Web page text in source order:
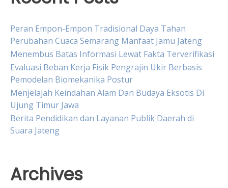
Peran Empon-Empon Tradisional Daya Tahan
Perubahan Cuaca Semarang Manfaat Jamu Jateng
Menembus Batas Informasi Lewat Fakta Terverifikasi
Evaluasi Beban Kerja Fisik Pengrajin Ukir Berbasis
Pemodelan Biomekanika Postur
Menjelajah Keindahan Alam Dan Budaya Eksotis Di
Ujung Timur Jawa
Berita Pendidikan dan Layanan Publik Daerah di
Suara Jateng
Archives